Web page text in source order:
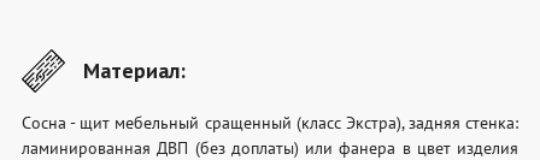
Материал:
Сосна - щит мебельный сращенный (класс Экстра), задняя стенка:
ламинированная ДВП (без доплаты) или фанера в цвет изделия